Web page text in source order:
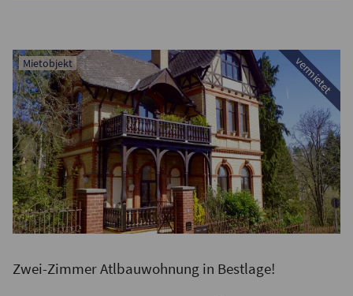
Zwei-Zimmer Atlbauwohnung in Bestlage!
Mietobjekt vermietet